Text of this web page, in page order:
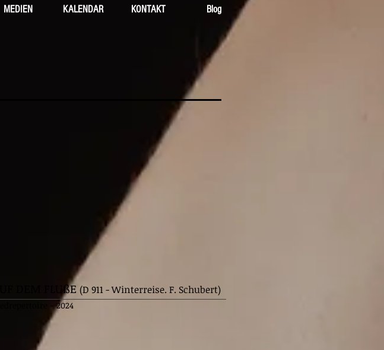
MEDIEN KALENDAR KONTAKT Blog
AUF DEM FLUßE (D 911 - Winterreise. F. Schubert)
- 2024